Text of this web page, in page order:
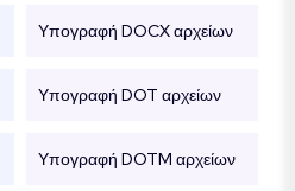
Υπογραφή DOCX αρχείων
Υπογραφή DOT αρχείων
Υπογραφή DOTM αρχείων